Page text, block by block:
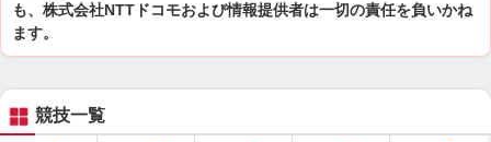
も、株式会社NTTドコモおよび情報提供者は一切の責任を負いかね
ます。
競技一覧